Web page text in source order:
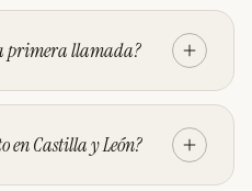
primera llamada?
en Castilla y León?